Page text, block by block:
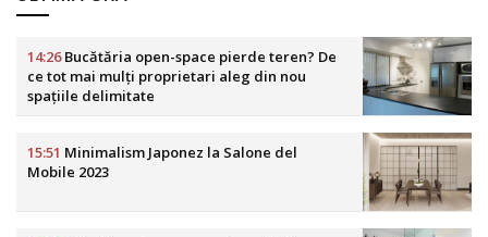
14:26Bucătăria open-space pierde teren? De
ce tot mai mulți proprietari aleg din nou
spațiile delimitate
15:51 Minimalism Japonez la Salone del
Mobile 2023